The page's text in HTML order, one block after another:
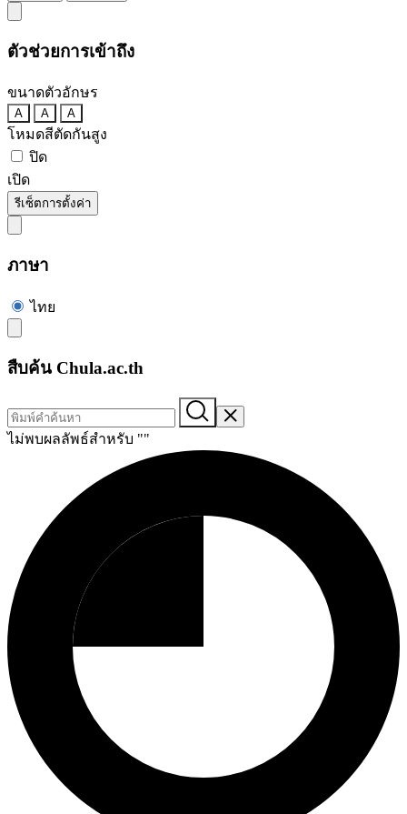
ตัวช่วยการเข้าถึง
ขนาดตัวอักษร
A A A
โหมดสีตัดกันสูง
ปิด
เปิด
รีเซ็ตการตั้งค่า
ภาษา
ไทย
สืบค้น Chula.ac.th
ไม่พบผลลัพธ์สำหรับ ""